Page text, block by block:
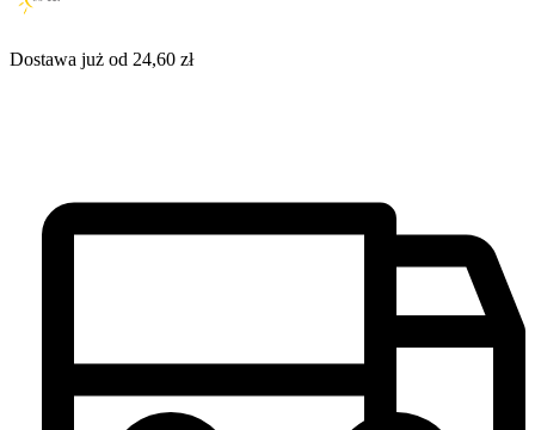
Dostawa już od 24,60 zł